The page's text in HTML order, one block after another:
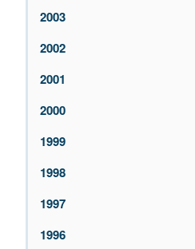
2003
2002
2001
2000
1999
1998
1997
1996